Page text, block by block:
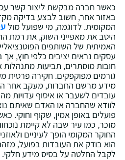
כאשר חברה מבקשת ליצור קשר
באזור אחר‚ חשוב לבצע בדיקה
המקומית. לדוגמה‚ מי שפועל מול
היטב את מאפייני השוק‚ את רמת
האמיתית של השותפים
עסקים נראים יציבים כלפי חוץ‚
חובות מוסתרים‚ תביעות מתנהלות
גורמים מפוקפקים. חקירה פרטית
מידע מרשם החברות‚ מעקב אחר
עובדים לשעבר או איסוף עדויות
לוודא שהחברה או האדם שאיתם
פועלים באופן אמין‚ שקוף וחוקי.
מוכר‚ כמו עיר שבה לא קיימת
החוקר המקומי הופך לעיניים
הוא בודק את העובדות בפועל‚
לקבל החלטה על בסיס מידע חלקי.